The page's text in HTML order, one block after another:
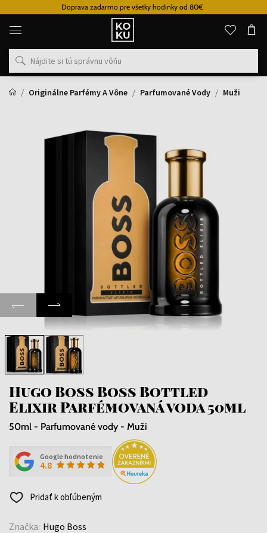
Doprava zadarmo pre všetky hodinky od 80€
Originálne
parfémy
hodinky
na
mieste
Originálne Parfémy A Vône
Parfumované Vody Muži
Hugo Boss Boss Bottled
Elixir Parfémovaná voda 50ml
50ml - Parfumované vody - Muži
Google hodnotenie
4.8
Pridať k obľúbeným
Značka: Hugo Boss